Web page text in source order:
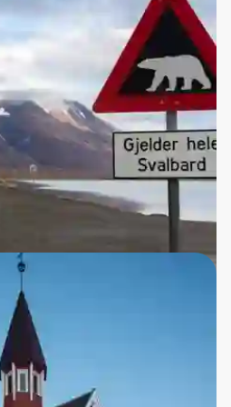
gang blev en bil stjålet,
igen - for der er kun 60 km
mulighed for at se en
fantastisk at se den i sine